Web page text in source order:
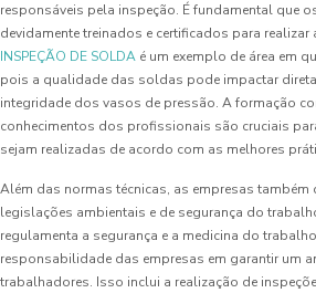
responsáveis pela inspeção. É fundamental que
devidamente treinados e certificados para realizar
INSPEÇÃO DE SOLDA é um exemplo de área em
pois a qualidade das soldas pode impactar
integridade dos vasos de pressão. A formação
conhecimentos dos profissionais são cruciais
sejam realizadas de acordo com as melhores
Além das normas técnicas, as empresas também
legislações ambientais e de segurança do
regulamenta a segurança e a medicina do
responsabilidade das empresas em garantir um
trabalhadores. Isso inclui a realização de